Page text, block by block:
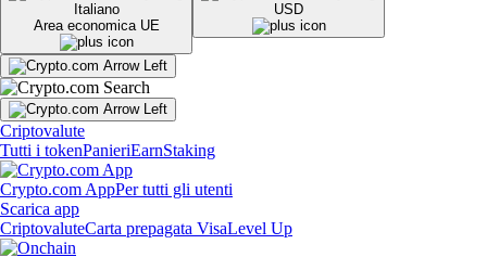
Italiano
Area economica UE
USD
Criptovalute
Tutti i tokenPanieriEarnStaking
Crypto.com AppPer tutti gli utenti
Scarica app
CriptovaluteCarta prepagata VisaLevel Up